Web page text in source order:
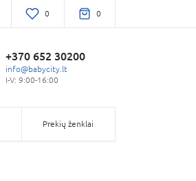
0 0
+370 652 30200
info@babycity.lt
I-V: 9:00-16:00
Prekių ženklai